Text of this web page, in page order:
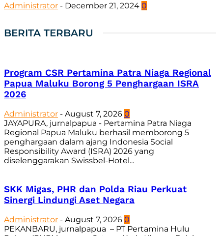
Administrator - December 21, 2024 0
BERITA TERBARU
Program CSR Pertamina Patra Niaga Regional
Papua Maluku Borong 5 Penghargaan ISRA
2026
Administrator - August 7, 2026 0
JAYAPURA, jurnalpapua - Pertamina Patra Niaga
Regional Papua Maluku berhasil memborong 5
penghargaan dalam ajang Indonesia Social
Responsibility Award (ISRA) 2026 yang
diselenggarakan Swissbel-Hotel...
SKK Migas, PHR dan Polda Riau Perkuat
Sinergi Lindungi Aset Negara
Administrator - August 7, 2026 0
PEKANBARU, jurnalpapua – PT Pertamina Hulu